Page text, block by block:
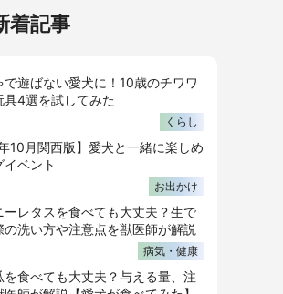
着記事
で遊ばない愛犬に！10歳のチワワ
具4選を試してみた
くらし
10月関西版】愛犬と一緒に楽しめ
イベント
お出かけ
ーレタスを食べても大丈夫？生で
の洗い方や注意点を獣医師が解説
病気・健康
を食べても大丈夫？与える量、注